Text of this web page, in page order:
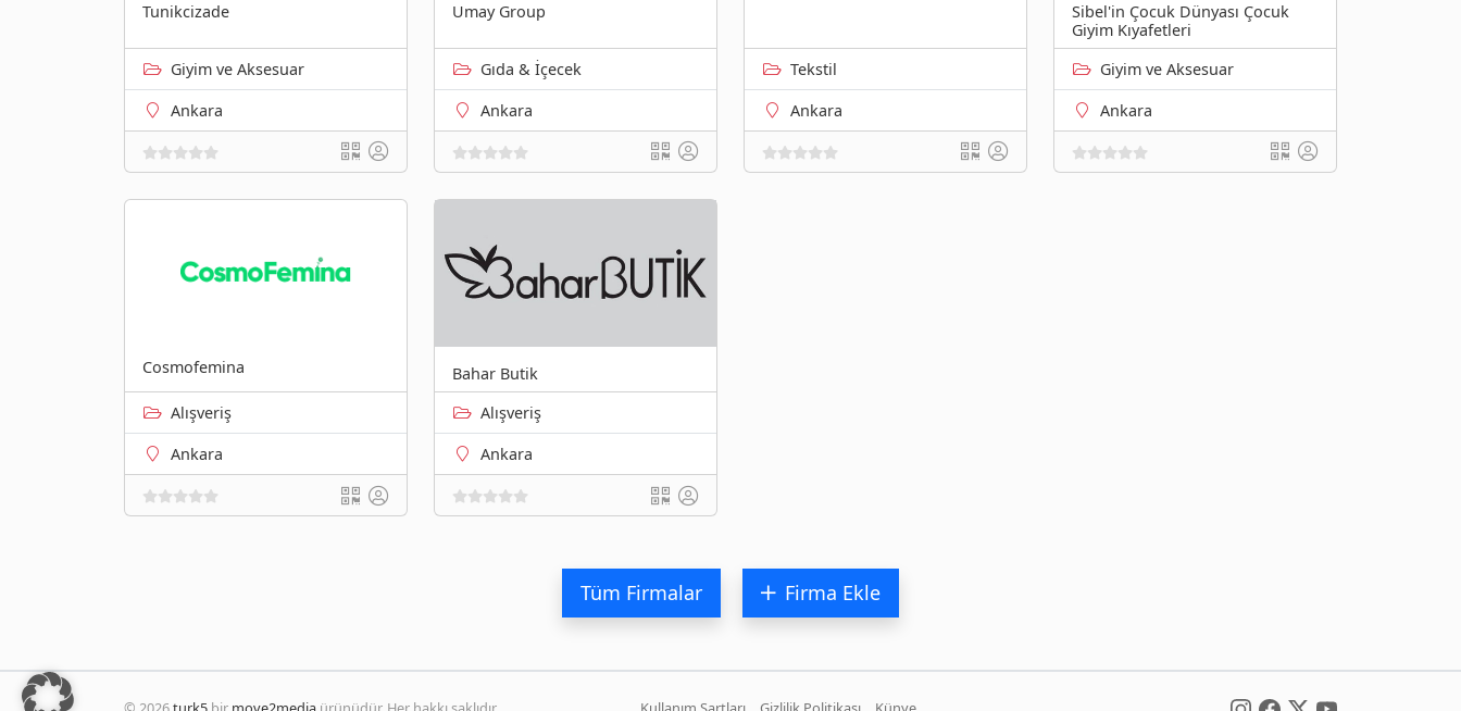
Tunikcizade
Giyim ve Aksesuar
Ankara
Umay Group
Gıda & İçecek
Ankara
Tekstil
Ankara
Sibel'in Çocuk Dünyası Çocuk
Giyim Kıyafetleri
Giyim ve Aksesuar
Ankara
Cosmofemina
Alışveriş
Ankara
Bahar Butik
Alışveriş
Ankara
Tüm Firmalar Firma Ekle